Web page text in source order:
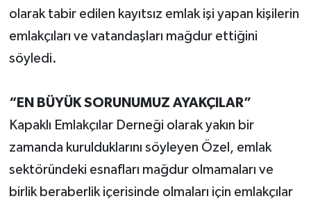
olarak tabir edilen kayıtsız emlak işi yapan kişilerin
emlakçıları ve vatandaşları mağdur ettiğini
söyledi.
“EN BÜYÜK SORUNUMUZ AYAKÇILAR”
Kapaklı Emlakçılar Derneği olarak yakın bir
zamanda kurulduklarını söyleyen Özel, emlak
sektöründeki esnafları mağdur olmamaları ve
birlik beraberlik içerisinde olmaları için emlakçılar